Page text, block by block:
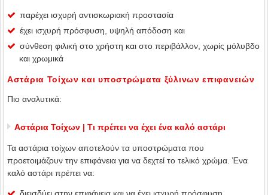
παρέχει ισχυρή αντισκωριακή προστασία
έχει ισχυρή πρόσφυση, υψηλή απόδοση και
σύνθεση φιλική στο χρήστη και στο περιβάλλον, χωρίς μόλυβδο
και χρωμικά
Αστάρια Τοίχων και υποστρώματα ξύλινων επιφανειών
Πιο αναλυτικά:
Αστάρια Τοίχων | Τι πρέπει να έχει ένα καλό αστάρι
Τα αστάρια τοίχων αποτελούν τα υποστρώματα που
προετοιμάζουν την επιφάνεια για να δεχτεί το τελικό χρώμα. Ένα
καλό αστάρι πρέπει να: